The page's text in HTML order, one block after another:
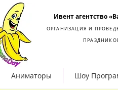
Организация и проведение детских праздников
Ивент агентство
ОРГАНИЗАЦИЯ И
Аниматоры Шоу